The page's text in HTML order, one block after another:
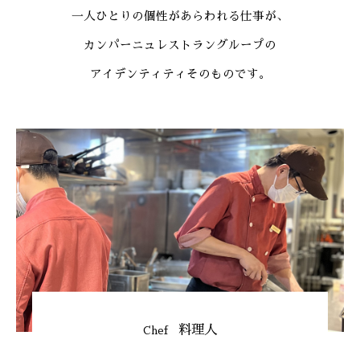
一人ひとりの個性があらわれる仕事が、
カンパーニュレストラングループの
アイデンティティそのものです。
Chef 料理人